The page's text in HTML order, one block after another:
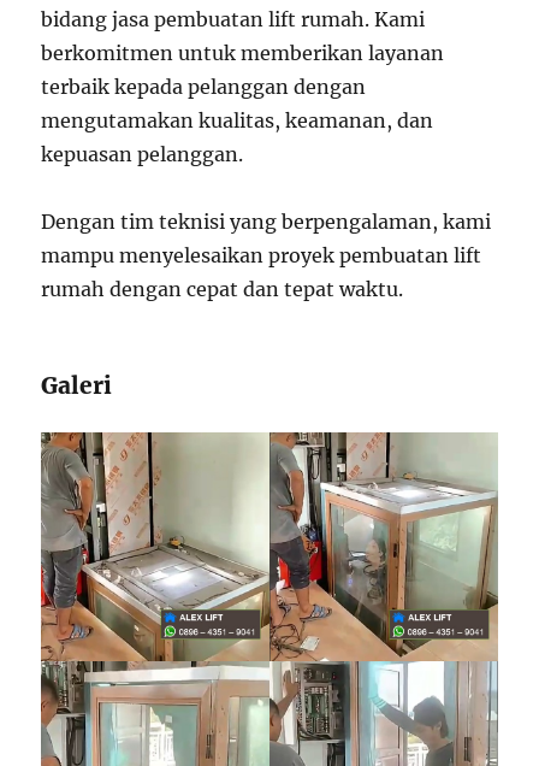
bidang jasa pembuatan lift rumah. Kami
berkomitmen untuk memberikan layanan
terbaik kepada pelanggan dengan
mengutamakan kualitas, keamanan, dan
kepuasan pelanggan.
Dengan tim teknisi yang berpengalaman, kami
mampu menyelesaikan proyek pembuatan lift
rumah dengan cepat dan tepat waktu.
Galeri